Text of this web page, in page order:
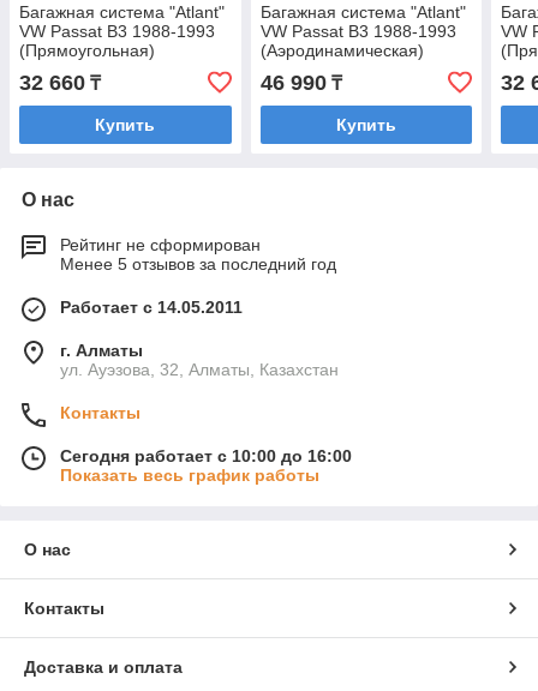
Багажная система "Atlant"
VW Passat B3 1988-1993
(Прямоугольная)
32 660 ₸
Купить
Багажная система "Atlant"
VW Passat B3 1988-1993
(Аэродинамическая)
46 990₸
Купить
VW
32
О нас
Рейтинг не сформирован
Менее 5 отзывов за последний год
Работает с 14.05.2011
г. Алматы
ул. Ауэзова, 32, Алматы, Казахстан
Контакты
Сегодня работает с 10:00 до 16:00
Показать весь график работы
О нас
Контакты
Доставка и оплата